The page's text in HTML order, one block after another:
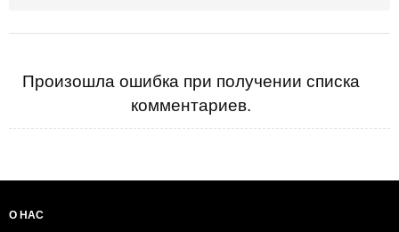
Произошла ошибка при получении списка
комментариев.
О НАС